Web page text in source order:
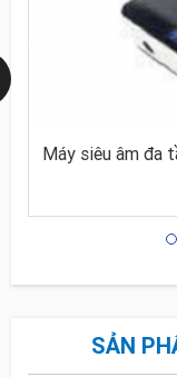
Máy siêu âm đa
SẢN